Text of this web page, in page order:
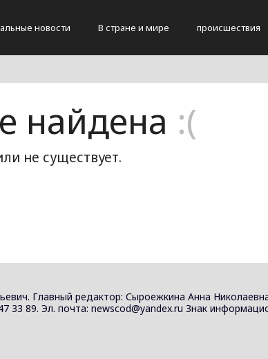
новости В стране и мире происшествия
найдена :(
не существует.
Главный редактор: Сыроежкина Анна
33 89. Эл. почта: newscod@yandex.ru Знак